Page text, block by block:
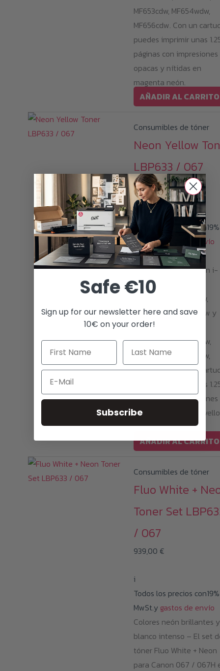
MF653cdw, MF654wdw,
MF656cdw. Con un
puedes imprimir unas
páginas con impresiones
opacas y nítidas en
magenta neón.
AÑADIR AL CARRITO
Consumibles de tóner
Neon Yellow
LBP633 / 067
239,00€
i
Todos los precios con19%
MwSt.ygastos de envío
Tóner yellow neón
adecuado para Canon i-
SENSYS: LBP631Cw,
LBP633Cdw, MF651Cw,
MF655Cdw, MF657Cdw y
Canon imageCLASS:
LBP632cdw, MF652cdw,
MF653cdw, MF654wdw,
MF656cdw. Con un
puedes imprimir unas
páginas con impresiones
opacas y nítidas en
neón
AÑADIR AL CARRITO
Consumibles de tóner
Fluo White +
Toner Set
/ 067
939,00 €
i
Todos los precios con19%
MwSt.y gastos de envío
Colores neón brillantes y
blanco intenso – El set
tóner Fluo White + Neon
para Canon 067 / 067H
Safe €10
Sign up for our newsletter here and save
10€ on your order!
Email
Subscribe